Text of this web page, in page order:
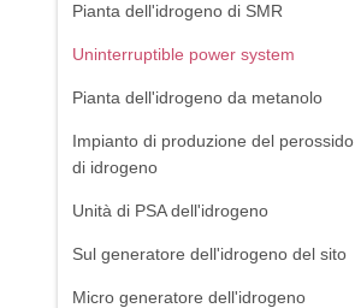
Pianta dell'idrogeno di SMR
Uninterruptible power system
Pianta dell'idrogeno da metanolo
Impianto di produzione del perossido
di idrogeno
Unità di PSA dell'idrogeno
Sul generatore dell'idrogeno del sito
Micro generatore dell'idrogeno